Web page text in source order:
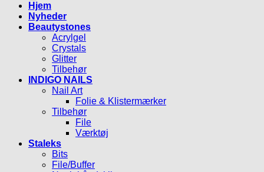
Hjem
Nyheder
Beautystones
Acrylgel
Crystals
Glitter
Tilbehør
INDIGO NAILS
Nail Art
Folie & Klistermærker
Tilbehør
File
Værktøj
Staleks
Bits
File/Buffer